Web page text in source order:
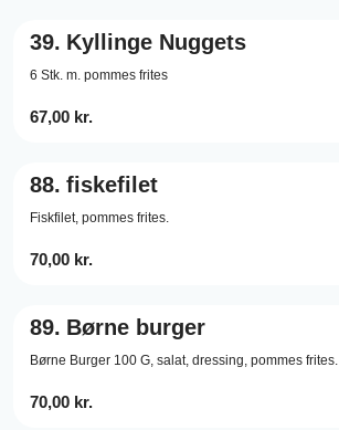
39. Kyllinge Nuggets
6 Stk. m. pommes frites
67,00 kr.
88. fiskefilet
Fiskfilet, pommes frites.
70,00 kr.
89. Børne burger
Børne Burger 100 G, salat, dressing, pommes frites.
70,00 kr.